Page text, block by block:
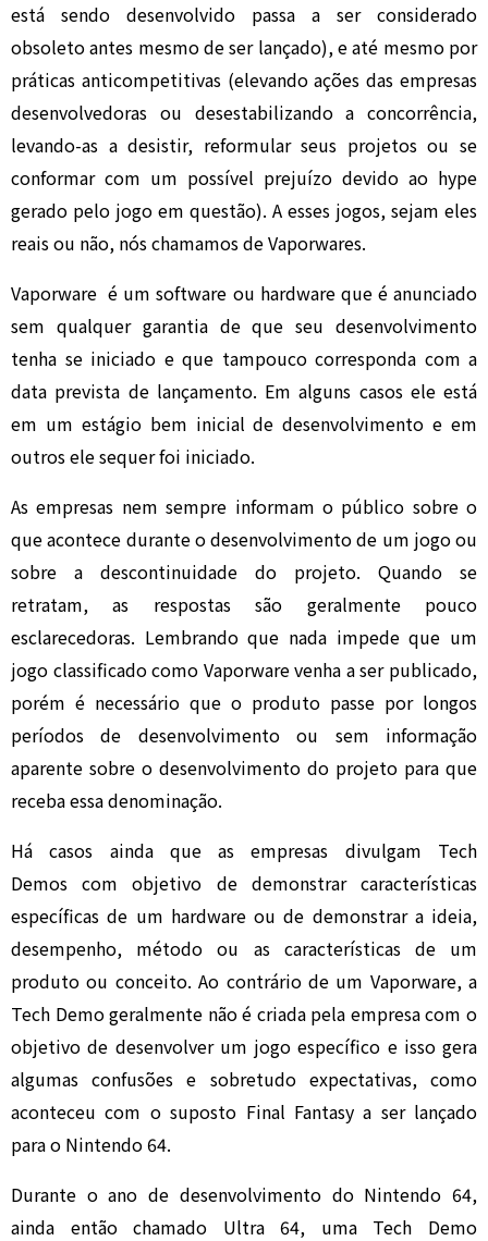
está sendo desenvolvido passa a ser considerado
obsoleto antes mesmo de ser lançado), e até mesmo por
práticas anticompetitivas (elevando ações das empresas
desenvolvedoras ou desestabilizando a concorrência,
levando-as a desistir, reformular seus projetos ou se
conformar com um possível prejuízo devido ao hype
gerado pelo jogo em questão). A esses jogos, sejam eles
reais ou não, nós chamamos de Vaporwares.
Vaporware é um software ou hardware que é anunciado
sem qualquer garantia de que seu desenvolvimento
tenha se iniciado e que tampouco corresponda com a
data prevista de lançamento. Em alguns casos ele está
em um estágio bem inicial de desenvolvimento e em
outros ele sequer foi iniciado.
As empresas nem sempre informam o público sobre o
que acontece durante o desenvolvimento de um jogo ou
sobre a descontinuidade do projeto. Quando se
retratam, as respostas são geralmente pouco
esclarecedoras. Lembrando que nada impede que um
jogo classificado como Vaporware venha a ser publicado,
porém é necessário que o produto passe por longos
períodos de desenvolvimento ou sem informação
aparente sobre o desenvolvimento do projeto para que
receba essa denominação.
Há casos ainda que as empresas divulgam Tech
Demos com objetivo de demonstrar características
específicas de um hardware ou de demonstrar a ideia,
desempenho, método ou as características de um
produto ou conceito. Ao contrário de um Vaporware, a
Tech Demo geralmente não é criada pela empresa com o
objetivo de desenvolver um jogo específico e isso gera
algumas confusões e sobretudo expectativas, como
aconteceu com o suposto Final Fantasy a ser lançado
para o Nintendo 64.
Durante o ano de desenvolvimento do Nintendo 64,
ainda então chamado Ultra 64, uma Tech Demo